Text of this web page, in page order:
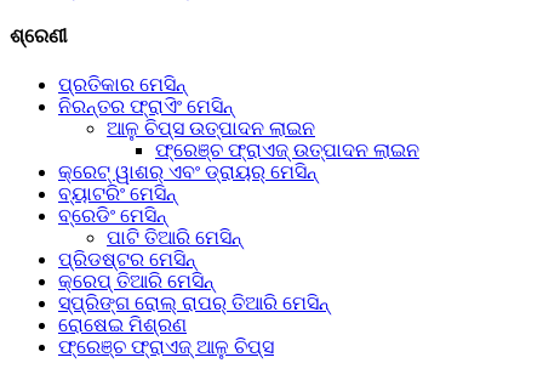
ଶ୍ରେଣୀ
ପ୍ରତିକାର ମେସିନ୍
ନିରନ୍ତର ଫ୍ରାଏିଂ ମେସିନ୍
ଆଳୁ ଚିପ୍ସ ଉତ୍ପାଦନ ଲାଇନ
ଫ୍ରେଞ୍ଚ ଫ୍ରାଏଜ୍ ଉତ୍ପାଦନ ଲାଇନ
କ୍ରେଟ୍ ୱାଶର୍ ଏବଂ ଡ୍ରାୟର୍ ମେସିନ୍
ବ୍ୟାଟରିଂ ମେସିନ୍
ବ୍ରେଡିଂ ମେସିନ୍
ପାଟି ତିଆରି ମେସିନ୍
ପ୍ରିଡଷ୍ଟର ମେସିନ୍
କ୍ରେପ୍ ତିଆରି ମେସିନ୍
ସ୍ପ୍ରିଙ୍ଗ ରୋଲ୍ ରାପର୍ ତିଆରି ମେସିନ୍
ରୋଷେଇ ମିଶ୍ରଣ
ଫ୍ରେଞ୍ଚ ଫ୍ରାଏଜ୍ ଆଳୁ ଚିପ୍ସ